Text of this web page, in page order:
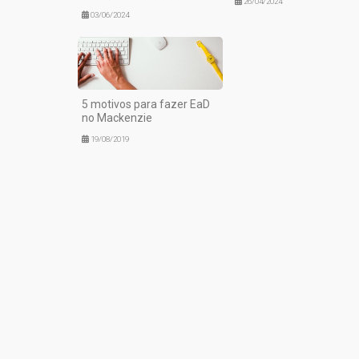
03/06/2024
5 motivos para fazer EaD
no Mackenzie
19/08/2019